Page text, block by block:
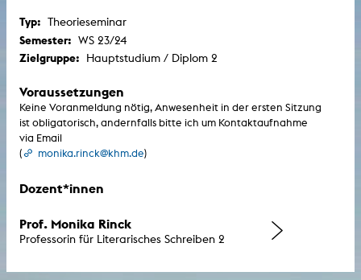
Typ: Theorieseminar
Semester: WS 23/24
Zielgruppe: Hauptstudium / Diplom 2
Voraussetzungen
Keine Voranmeldung nötig, Anwesenheit in der ersten Sitzung
ist obligatorisch, andernfalls bitte ich um Kontaktaufnahme
via Email
(
monika.rinck@khm.de)
Dozent*innen
Prof. Monika Rinck
Professorin für Literarisches Schreiben 2